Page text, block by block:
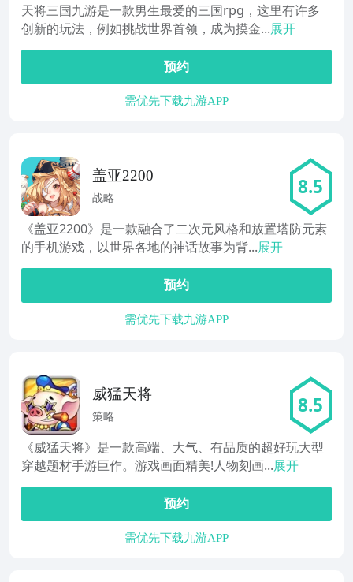
天将三国九游是一款男生最爱的三国rpg，这里有许多
创新的玩法，例如挑战世界首领，成为摸金...展开
预约
需优先下载九游APP
盖亚2200
战略 8.5
《盖亚2200》是一款融合了二次元风格和放置塔防元素
的手机游戏，以世界各地的神话故事为背...展开
预约
需优先下载九游APP
威猛天将
策略 8.5
《威猛天将》是一款高端、大气、有品质的超好玩大型
穿越题材手游巨作。游戏画面精美!人物刻画...展开
预约
需优先下载九游APP